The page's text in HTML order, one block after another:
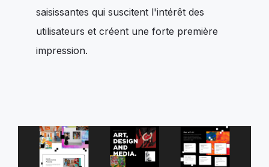
saisissantes qui suscitent l'intérêt des
utilisateurs et créent une forte première
impression.